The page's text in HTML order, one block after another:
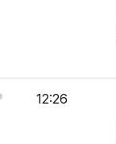
12:26